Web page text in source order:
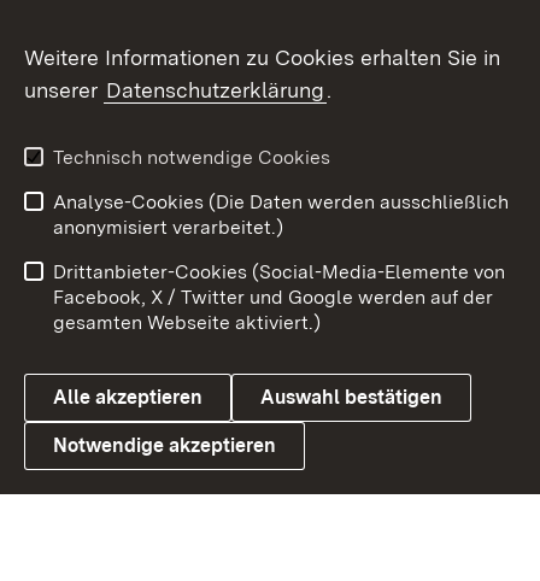
X / Twitter
Youtube
Link zum Landesportal
Impressum
Kontakt
Barrierefreiheit
Datenschutz
Cookies
Weitere Informationen zu Cookies erhalten Sie in
unserer Datenschutzerklärung.
Technisch notwendige Cookies
Analyse-Cookies (Die Daten werden ausschließlich
anonymisiert verarbeitet.)
Drittanbieter-Cookies (Social-Media-Elemente von
Facebook, X / Twitter und Google werden auf der
gesamten Webseite aktiviert.)
Alle akzeptieren Auswahl bestätigen
Notwendige akzeptieren